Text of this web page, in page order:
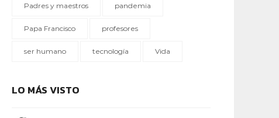
Padres y maestros pandemia
Papa Francisco profesores
ser humano tecnología Vida
LO MÁS VISTO